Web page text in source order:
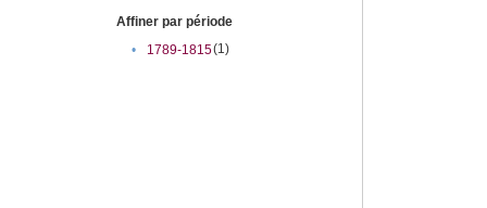
Affiner par période
•
1789-1815(1)